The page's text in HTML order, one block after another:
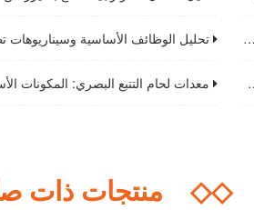
تحليل الوظائف الأساسية وسيناريوهات تطبيق كشك اللحام: المرافق
معدات لحام التتبع البصري: المكونات الأساسية
◇◇ منتجات